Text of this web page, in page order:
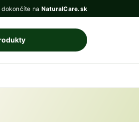
na NaturalCare.sk